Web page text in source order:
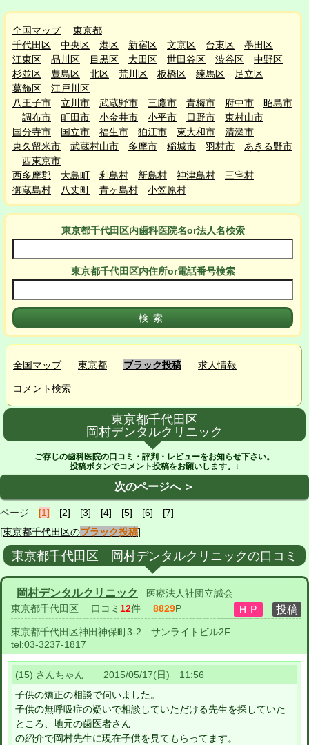
全国マップ
東京都
千代田区
中央区 港区 新宿区 文京区 台東区
墨田区
江東区
品川区 目黒区 大田区 世田谷区 渋谷区
中野区
杉並区
豊島区 北区 荒川区 板橋区 練馬区
足立区
葛飾区
江戸川区
八王子市
立川市 武蔵野市 三鷹市 青梅市 府中市
昭島市
調布市
町田市 小金井市 小平市 日野市
東村山市
国分寺市
国立市 福生市 狛江市 東大和市
清瀬市
東久留米市
武蔵村山市 多摩市 稲城市 羽村市
あきる野市
西東京市
西多摩郡
大島町 利島村 新島村 神津島村
三宅村
御蔵島村
八丈町 青ヶ島村 小笠原村
東京都千代田区内歯科医院名or法人名検索
東京都千代田区内住所or電話番号検索
全国マップ 東京都 ブラック投稿 求人情報
コメント検索
東京都千代田区
岡村デンタルクリニック
ご存じの歯科医院の口コミ・評判・レビューをお知らせ下さい。
投稿ボタンでコメント投稿をお願いします。↓
次のページへ ＞
ページ [1] [2] [3] [4] [5] [6]
[7]
[東京都千代田区のブラック投稿]
東京都千代田区 岡村デンタルクリニックの口コミ
岡村デンタルクリニック
医療法人社団立誠会
東京都千代田区 口コミ 12件 8829P
東京都千代田区神田神保町3-2 サンライトビル2F
tel:03-3237-1817
(15) さんちゃん 2015/05/17(日) 11:56
子供の矯正の相談で伺いました。
子供の無呼吸症の疑いで相談していただける先生を探していた
ところ、地元の歯医者さん
の紹介で岡村先生に現在子供を見てもらってます。